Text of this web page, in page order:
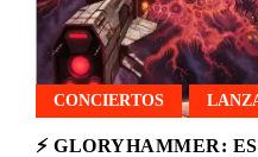
CONCIERTOS
⚡ GLORYHAMMER: